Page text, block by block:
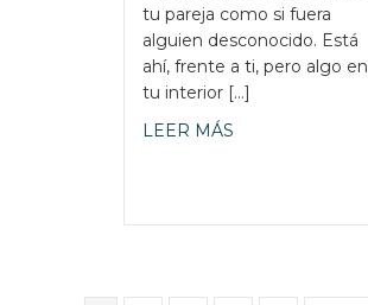
tu pareja como si fuera
alguien desconocido. Está
ahí, frente a ti, pero algo en
tu interior […]
LEER MÁS